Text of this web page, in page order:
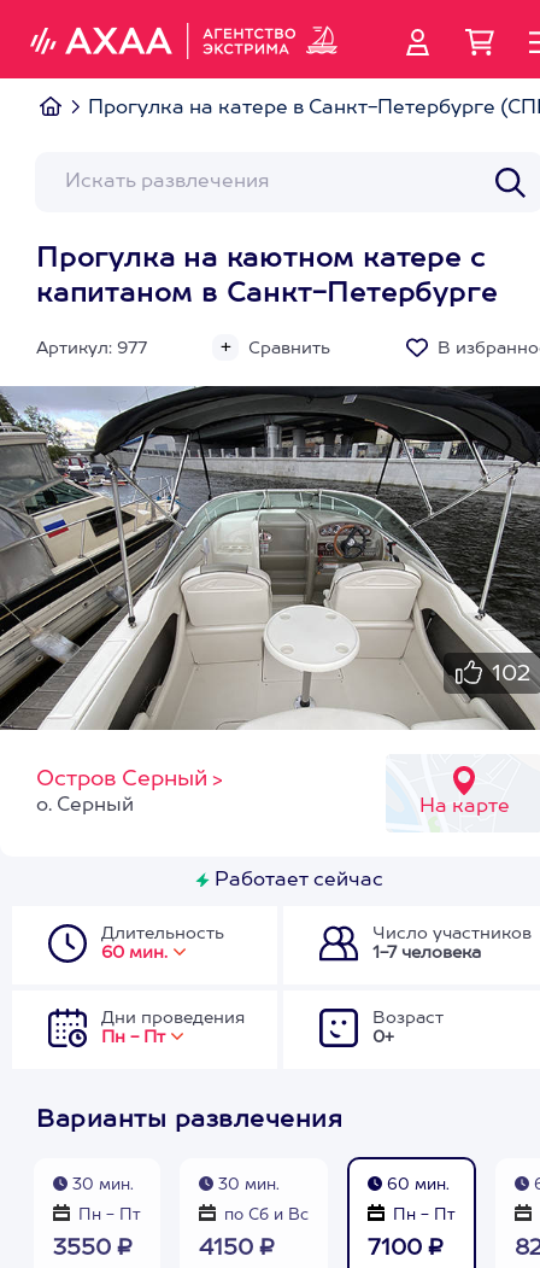
Прогулка на катере в Санкт-Петербурге
Прогулка на каютном катере с
капитаном в Санкт-Петербурге
Артикул: 977 Сравнить В
102
Остров Серный >
На карте
о. Серный
Работает сейчас
Длительность
60 мин.
Число участников
1-7 человека
Дни проведения
Пн - Пт
Возраст
0+
Варианты развлечения
30 мин.
Пн - Пт
3550 ₽
30 мин.
по Сб и Вс
4150 ₽
60 мин.
Пн - Пт
7100 ₽